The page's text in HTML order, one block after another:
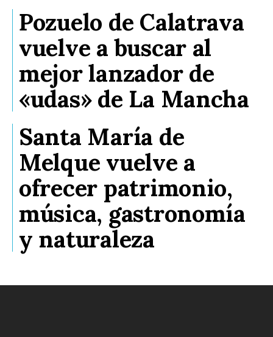
Pozuelo de Calatrava
vuelve a buscar al
mejor lanzador de
«udas» de La Mancha
Santa María de
Melque vuelve a
ofrecer patrimonio,
música, gastronomía
y naturaleza